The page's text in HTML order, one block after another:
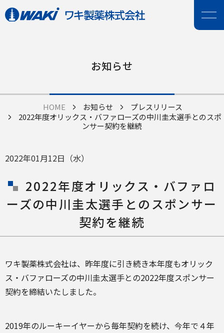
お知らせ
HOME お知らせ
プレスリリース
2022年度オリックス・バファローズの中川圭太選手とのスポ
ンサー契約を継続
2022年01月12日（水）
2022年度オリックス・バファロ
ーズの中川圭太選手とのスポンサー
契約を継続
ワキ製薬株式会社は、昨年度に引き続き本年度もオリック
ス・バファローズの中川圭太選手との2022年度スポンサー
契約を締結いたしました。
2019年のルーキーイヤーから毎年契約を続け、今年で４年